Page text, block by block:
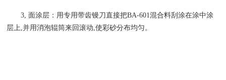
3, 面涂层：用专用带齿镘刀直接把BA-601混合料刮涂在涂中涂
层上,并用消泡辊筒来回滚动,使彩砂分布均匀。